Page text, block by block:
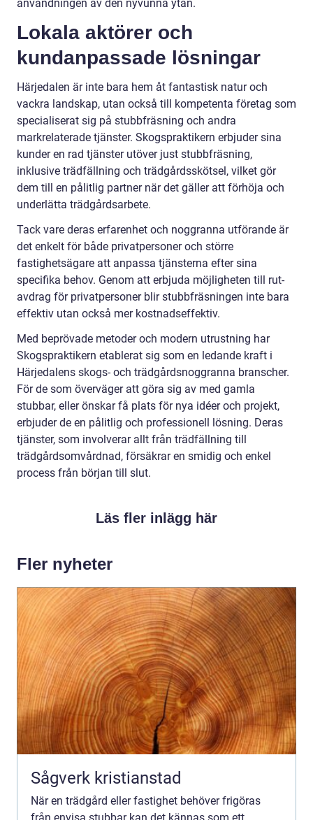
användningen av den nyvunna ytan.
Lokala aktörer och
kundanpassade lösningar
Härjedalen är inte bara hem åt fantastisk natur och
vackra landskap, utan också till kompetenta företag som
specialiserat sig på stubbfräsning och andra
markrelaterade tjänster. Skogspraktikern erbjuder sina
kunder en rad tjänster utöver just stubbfräsning,
inklusive trädfällning och trädgårdsskötsel, vilket gör
dem till en pålitlig partner när det gäller att förhöja och
underlätta trädgårdsarbete.
Tack vare deras erfarenhet och noggranna utförande är
det enkelt för både privatpersoner och större
fastighetsägare att anpassa tjänsterna efter sina
specifika behov. Genom att erbjuda möjligheten till rut-
avdrag för privatpersoner blir stubbfräsningen inte bara
effektiv utan också mer kostnadseffektiv.
Med beprövade metoder och modern utrustning har
Skogspraktikern etablerat sig som en ledande kraft i
Härjedalens skogs- och trädgårdsnoggranna branscher.
För de som överväger att göra sig av med gamla
stubbar, eller önskar få plats för nya idéer och projekt,
erbjuder de en pålitlig och professionell lösning. Deras
tjänster, som involverar allt från trädfällning till
trädgårdsomvårdnad, försäkrar en smidig och enkel
process från början till slut.
Läs fler inlägg här
Fler nyheter
Sågverk kristianstad
När en trädgård eller fastighet behöver frigöras
från envisa stubbar kan det kännas som ett